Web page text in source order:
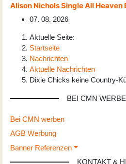
Alison Nichols Single All Heaven
07. 08. 2026
Aktuelle Seite:
Startseite
Nachrichten
Aktuelle Nachrichten
Dixie Chicks keine Country-
BEI CMN
Bei CMN werben
AGB Werbung
Banner Referenzen
KONTAKT &